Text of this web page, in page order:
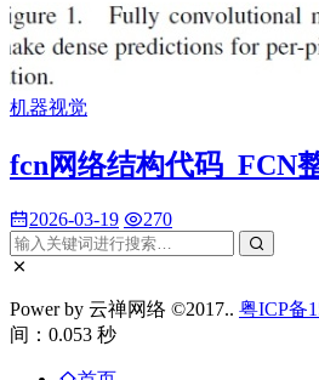
机器视觉
fcn网络结构代码_FCN
2026-03-19 270
Power by 云禅网络 ©2017.. 粤ICP备
间：0.053 秒